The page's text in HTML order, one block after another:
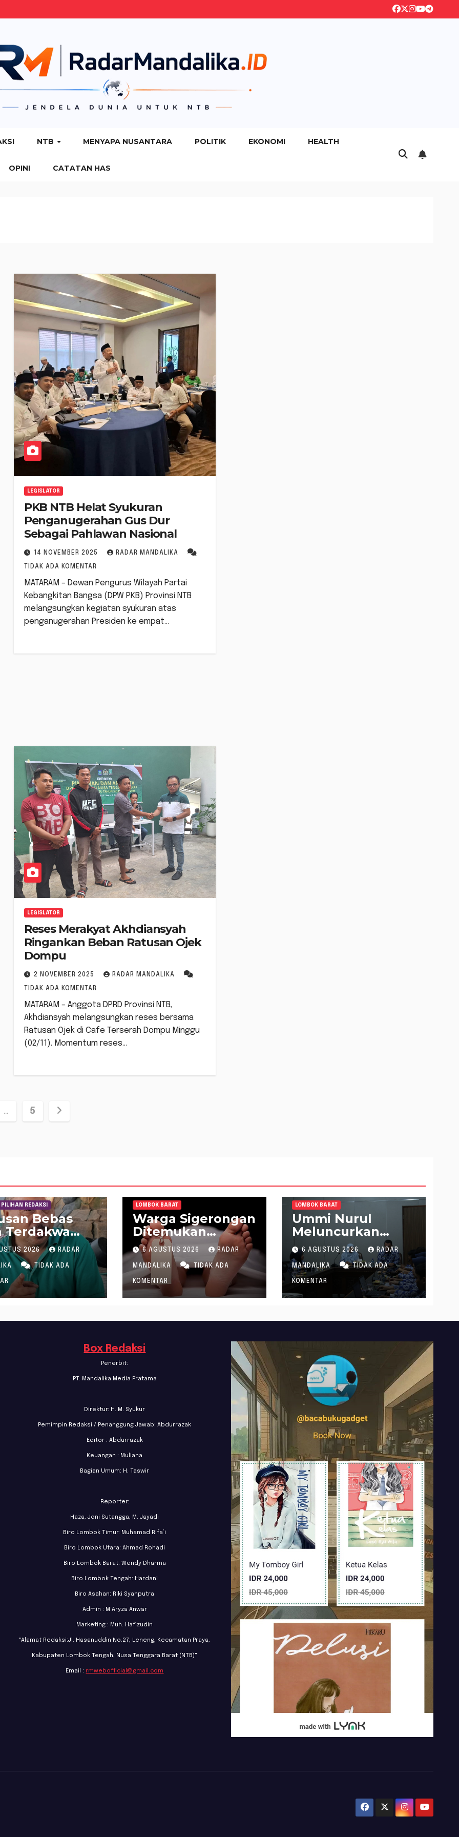
NTB MENYAPA NUSANTARA POLITIK EKONOMI HEALTH
OPINI CATATAN HAS
LEGISLATOR
PKB NTB Helat Syukuran
Penganugerahan Gus Dur
Sebagai Pahlawan Nasional
14 NOVEMBER 2025 RADAR MANDALIKA
TIDAK ADA KOMENTAR
MATARAM – Dewan Pengurus Wilayah Partai
Kebangkitan Bangsa (DPW PKB) Provinsi NTB
melangsungkan kegiatan syukuran atas
penganugerahan Presiden ke empat…
LEGISLATOR
Reses Merakyat Akhdiansyah
Ringankan Beban Ratusan Ojek
Dompu
2 NOVEMBER 2025 RADAR MANDALIKA
TIDAK ADA KOMENTAR
MATARAM – Anggota DPRD Provinsi NTB,
Akhdiansyah melangsungkan reses bersama
Ratusan Ojek di Cafe Terserah Dompu Minggu
(02/11). Momentum reses…
… 5
PILIHAN REDAKSI
Bebas
Terdakwa
Gratifikasi
“Siluman”
NTB,
Sebut
Hakim
Lapor
ke MA
2026 RADAR
TIDAK ADA
LOMBOK BARAT
Warga Sigerongan
Ditemukan
Meninggal saat
Setrum Ikan di
Sungai
6 AGUSTUS 2026 RADAR
MANDALIKA TIDAK ADA
KOMENTAR
LOMBOK BARAT
Ummi Nurul
Meluncurkan
Gerakan
Menanam Cabai
Tangani Inflasi
6 AGUSTUS 2026 RADAR
MANDALIKA TIDAK ADA
KOMENTAR
Box Redaksi
Penerbit:
PT. Mandalika Media Pratama
Direktur: H. M. Syukur
Pemimpin Redaksi / Penanggung Jawab: Abdurrazak
Editor : Abdurrazak
Keuangan : Muliana
Bagian Umum: H. Taswir
Reporter:
Haza, Joni Sutangga, M. Jayadi
Biro Lombok Timur: Muhamad Rifa’i
Biro Lombok Utara: Ahmad Rohadi
Biro Lombok Barat: Wendy Dharma
Biro Lombok Tengah: Hardani
Biro Asahan: Riki Syahputra
Admin : M Aryza Anwar
Marketing : Muh. Hafizudin
"Alamat Redaksi:Jl. Hasanuddin No.27, Leneng, Kecamatan Praya,
Kabupaten Lombok Tengah, Nusa Tenggara Barat (NTB)"
Email : rmwebofficial@gmail.com